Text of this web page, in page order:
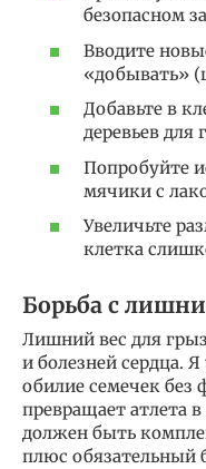
безопасном
Вводите
«добывать»
Добавьте в
деревьев для
Попробуйте
мячики с
Увеличьте
клетка
Борьба с
Лишний вес для
и болезней сердца.
обилие семечек без
превращает атлета
должен быть
плюс обязательный